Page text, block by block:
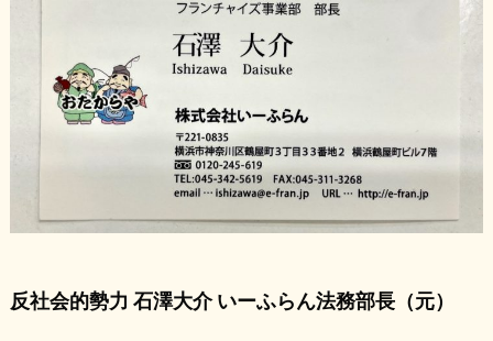
反社会的勢力 石澤大介 いーふらん法務部長（元）